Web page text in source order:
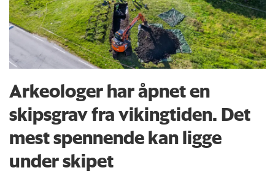
Arkeologer har åpnet en
skipsgrav fra vikingtiden. Det
mest spennende kan ligge
under skipet